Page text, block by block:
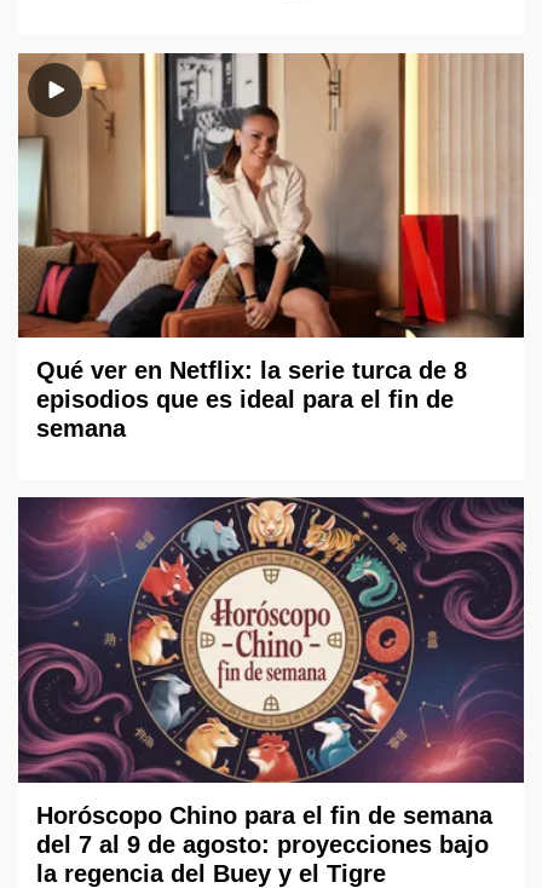
Qué ver en Netflix: la serie turca de 8
episodios que es ideal para el fin de
semana
Horóscopo Chino para el fin de semana
del 7 al 9 de agosto: proyecciones bajo
la regencia del Buey y el Tigre